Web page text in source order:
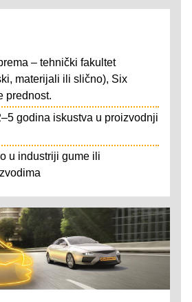
– tehnički fakultet
materijali ili slično), Six
prednost.
godina iskustva u proizvodnji
u industriji gume ili